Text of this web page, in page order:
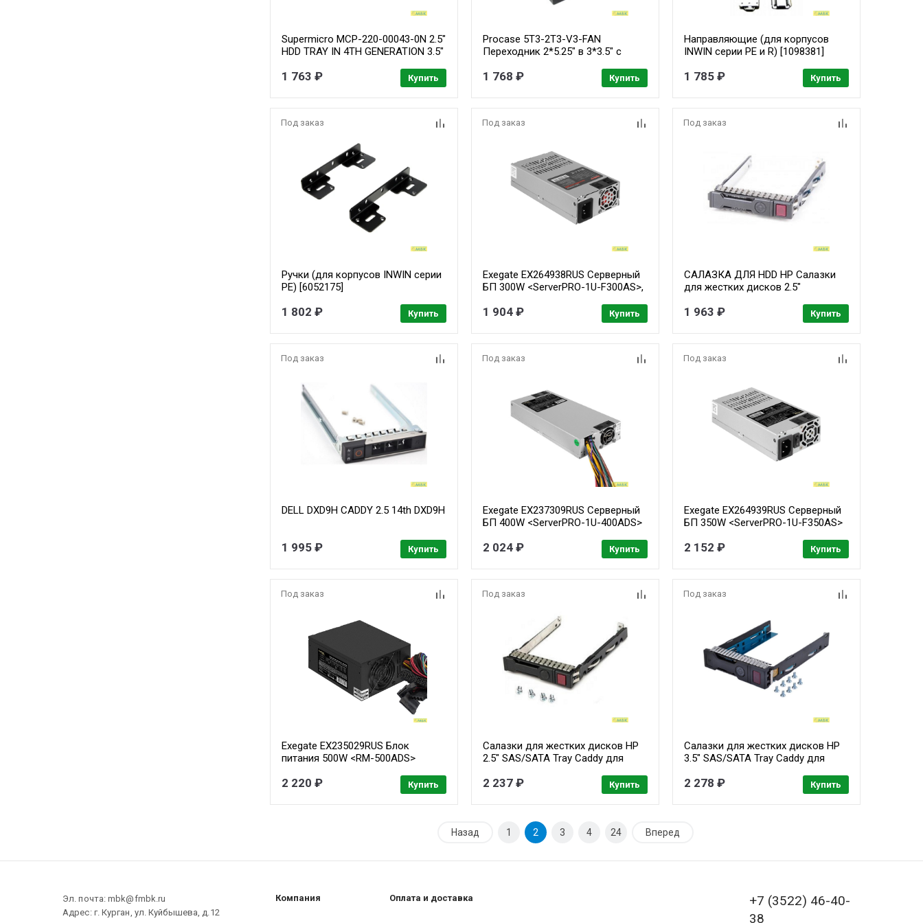
Supermicro MCP-220-00043-0N 2.5"
HDD TRAY IN 4TH GENERATION 3.5"
1 763 ₽ Купить
Procase 5T3-2T3-V3-FAN
Переходник 2*5.25" в 3*3.5" с
вентилятор PWM 4pin, 3600 rpm
1 768 ₽ Купить
Направляющие (для корпусов
INWIN серии PE и R) [1098381]
1 785 ₽ Купить
Под заказ
Ручки (для корпусов INWIN серии
PE) [6052175]
1 802 ₽ Купить
Под заказ
Exegate EX264938RUS Серверный
БП 300W <ServerPRO-1U-F300AS>,
4pin,3xSATA, 2xIDE
1 904 ₽ Купить
Под заказ
САЛАЗКА ДЛЯ HDD HP Салазки
для жестких дисков 2.5"
1 963 ₽ Купить
Под заказ
DELL DXD9H CADDY 2.5 14th DXD9H
1 995 ₽ Купить
Под заказ
Exegate EX237309RUS Серверный
БП 400W <ServerPRO-1U-400ADS>
24pin,2x(4+4)pin,4xSATA,3xIDE
2 024 ₽ Купить
Под заказ
Exegate EX264939RUS Серверный
БП 350W <ServerPRO-1U-F350AS>
4pin,3xSATA, 2xIDE
2 152 ₽ Купить
Под заказ
Exegate EX235029RUS Блок
питания 500W <RM-500ADS>
, 2xPCI-E , 9xSATA ((Server) PRO)
2 220 ₽ Купить
Под заказ
Салазки для жестких дисков HP
2.5" SAS/SATA Tray Caddy для
651699-001 / 651681-001
2 237 ₽ Купить
Под заказ
Салазки для жестких дисков HP
3.5" SAS/SATA Tray Caddy для
651314-001
2 278 ₽ Купить
Назад 1 2 3 4 24 Вперед
Эл. почта: mbk@fmbk.ru
Адрес: г. Курган, ул. Куйбышева, д.12
Компания Оплата и доставка
+7 (3522) 46-40-
38